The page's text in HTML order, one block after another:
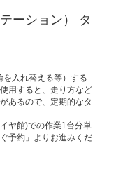
ーション） タ
入れ替える等）する
用すると、走り方など
あるので、定期的なタ
ヤ館)での作業1台分単
予約」よりお進みくだ